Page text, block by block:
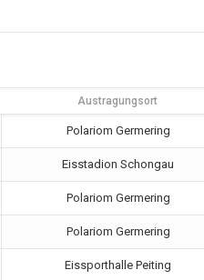
Austragungsort
Polariom Germering
Eisstadion Schongau
Polariom Germering
Polariom Germering
Eissporthalle Peiting